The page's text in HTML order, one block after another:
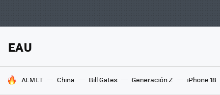
EAU
HOY SE HABLA DE
AEMET China Bill Gates Generación Z iPhone 18